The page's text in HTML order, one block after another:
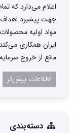
اعلام می‌دارد که
جهت پیشبرد اهداف
مواد اولیه
ایران همکاری
مانع از خروج
اطلاعات بیش‌تر
دسته‌بندی